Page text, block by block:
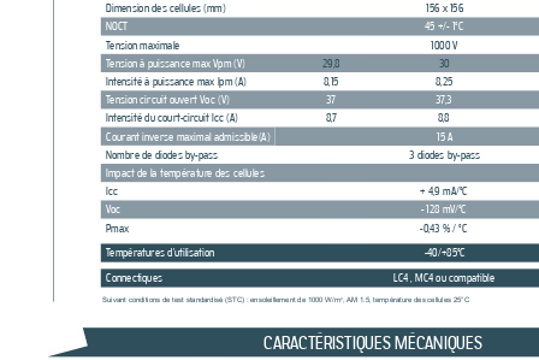
CARACTÉRISTIQUES MÉCANIQUES
Suivant conditions de test standardisé (STC) : ensoleillement de 1000 W/m2, AM 1.5, température des cellules 25°C
Dimension des cellules (mm)
156 x 156
NOCT 45 +/- 1°C
Tension maximale
1000 V
Tension à puissance max Vpm (V) 29,8
30
Intensité à puissance max Ipm (A) 8,15 8,25
Tension circuit ouvert Voc (V) 37 37,3
Intensité du court-circuit Icc (A) 8,7 8,8
Courant inverse maximal admissible(A)
15 A
Nombre de diodes by-pass
3 diodes by-pass
Impact de la température des cellules
Icc + 4,9 mA/°C
Voc - 128 mV/°C
Pmax -0,43 % / °C
Températures d’utilisation -40/+85°C
Connectiques LC4 , MC4 ou compatible